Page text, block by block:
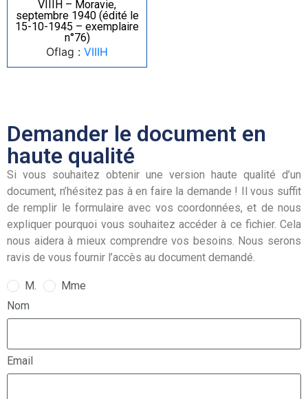
VIIIH – Moravie,
septembre 1940 (édité le
15-10-1945 – exemplaire
n°76)
Oflag : VIIIH
Demander le document en
haute qualité
Si vous souhaitez obtenir une version haute qualité d’un
document, n’hésitez pas à en faire la demande ! Il vous suffit
de remplir le formulaire avec vos coordonnées, et de nous
expliquer pourquoi vous souhaitez accéder à ce fichier. Cela
nous aidera à mieux comprendre vos besoins. Nous serons
ravis de vous fournir l’accès au document demandé.
M.
Mme
Nom
Email